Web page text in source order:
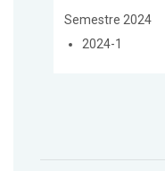
Semestre 2024
2024-1